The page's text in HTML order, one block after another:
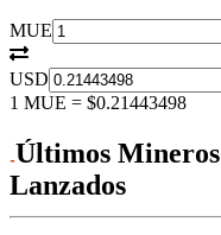
MUE
USD
1 MUE = $0.21443498
Últimos
Lanzados